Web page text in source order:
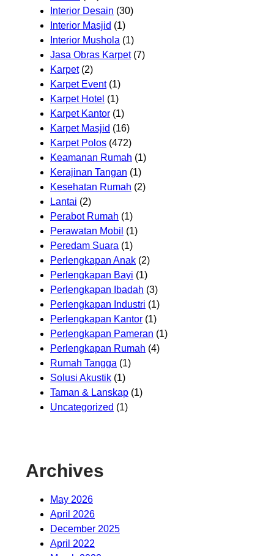
Interior Desain (30)
Interior Masjid (1)
Interior Mushola (1)
Jasa Obras Karpet(7)
Karpet(2)
Karpet Event(1)
Karpet Hotel (1)
Karpet Kantor (1)
Karpet Masjid (16)
Karpet Polos (472)
Keamanan Rumah (1)
Kerajinan Tangan (1)
Kesehatan Rumah (2)
Lantai (2)
Perabot Rumah (1)
Perawatan Mobil (1)
Peredam Suara (1)
Perlengkapan Anak (2)
Perlengkapan Bayi (1)
Perlengkapan Ibadah (3)
Perlengkapan Industri (1)
Perlengkapan Kantor (1)
Perlengkapan Pameran (1)
Perlengkapan Rumah (4)
Rumah Tangga (1)
Solusi Akustik (1)
Taman & Lanskap (1)
Uncategorized (1)
Archives
May 2026
April 2026
December 2025
April 2022